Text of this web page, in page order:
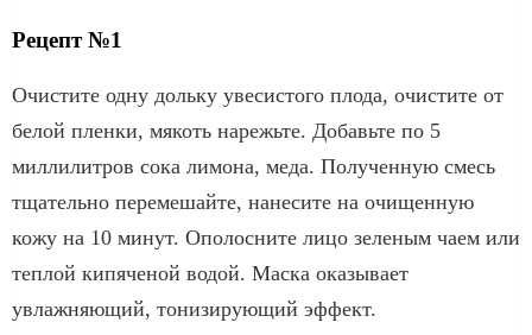
Рецепт №1
Очистите одну дольку увесистого плода, очистите от
белой пленки, мякоть нарежьте. Добавьте по 5
миллилитров сока лимона, меда. Полученную смесь
тщательно перемешайте, нанесите на очищенную
кожу на 10 минут. Ополосните лицо зеленым чаем или
теплой кипяченой водой. Маска оказывает
увлажняющий, тонизирующий эффект.